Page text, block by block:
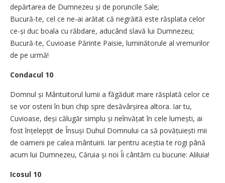
depărtarea de Dumnezeu și de poruncile Sale;
Bucură-te, cel ce ne-ai arătat că negrăită este răsplata celor
ce-și duc boala cu răbdare, aducând slavă lui Dumnezeu;
Bucură-te, Cuvioase Părinte Paisie, luminătorule al vremurilor
de pe urmă!
Condacul 10
Domnul și Mântuitorul lumii a făgăduit mare răsplată celor ce
se vor osteni în bun chip spre desăvârșirea altora. Iar tu,
Cuvioase, deși călugăr simplu și neînvățat în cele lumești, ai
fost înțelepțit de Însuși Duhul Domnului ca să povățuiești mii
de oameni pe calea mântuirii. Iar pentru aceștia te rogi până
acum lui Dumnezeu, Căruia și noi Îi cântăm cu bucurie: Aliluia!
Icosul 10